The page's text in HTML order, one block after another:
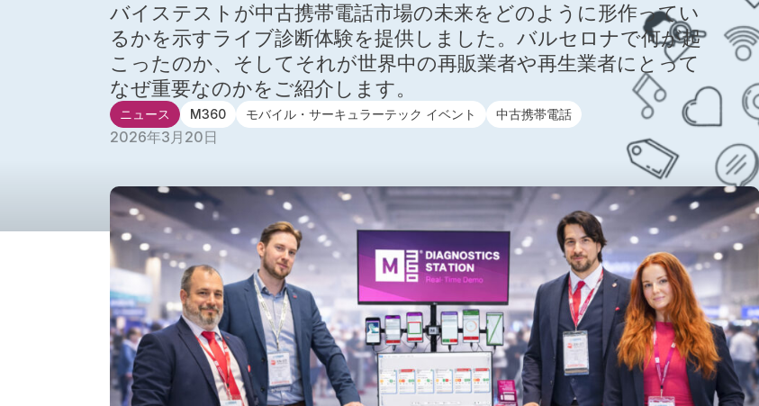
バイステストが中古携帯電話市場の未来をどのように形作ってい
るかを示すライブ診断体験を提供しました。バルセロナで何が起
こったのか、そしてそれが世界中の再販業者や再生業者にとって
なぜ重要なのかをご紹介します。
ニュース M360 モバイル・サーキュラーテック イベント 中古携帯電話
2026年3月20日